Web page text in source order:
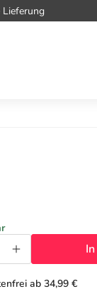
Lieferung
ab 34,99 €